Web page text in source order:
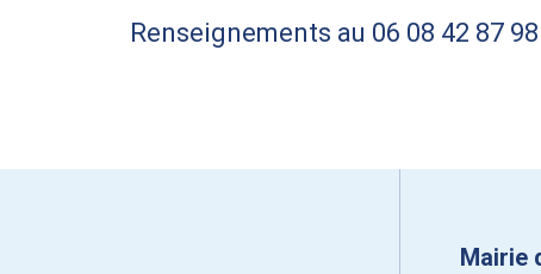
Renseignements au 06 08 42 87
Mairie